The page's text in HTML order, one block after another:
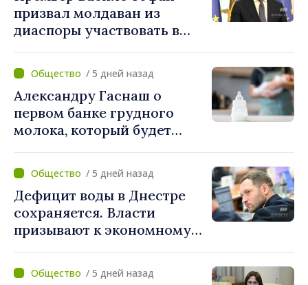
призвал молдаван из
диаспоры участвовать в
развития Республики
Молдова
/ 5 дней назад
Александру Гаснаш о
первом банке грудного
молока, который будет
и ребёнка: «Он может
спасти жизни»/ 5 дней назад
Дефицит воды в Днестре
сохраняется. Власти
призывают к экономному
/ 5 дней назад